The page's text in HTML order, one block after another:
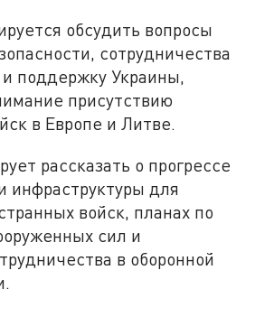
обсудить вопросы
сотрудничества
поддержку Украины,
присутствию
в Европе и Литве.
рассказать о прогрессе
инфраструктуры для
войск, планах по
сил и
в оборонной